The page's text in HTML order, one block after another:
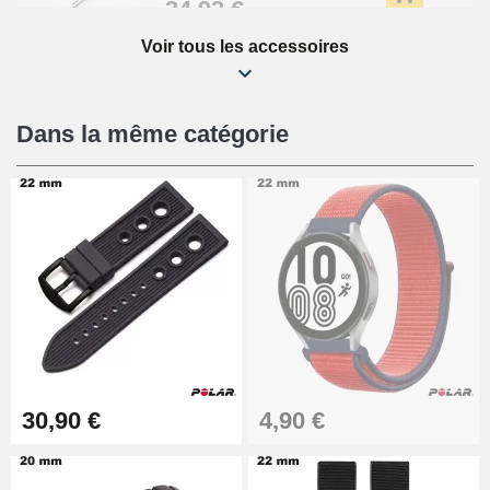
34,92 €
Kit Réparation Montre Débutant
16,90 €
Pied à Coulisse Numérique
9,90 €
Kit Horlogerie Débutant
Boîte Pompe Bracelet Montre -
Diamètre 1,50 mm - 8 à 25 mm
Voir tous les accessoires
Dans la même catégorie
30,90 € 4,90 €